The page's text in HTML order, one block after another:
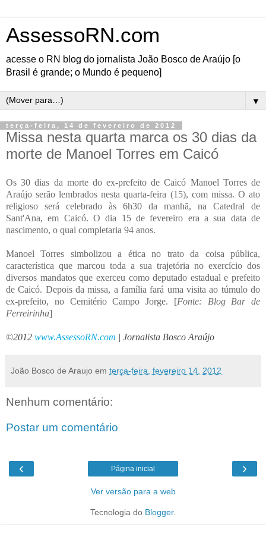
AssessoRN.com
acesse o RN blog do jornalista João Bosco de Araújo [o
Brasil é grande; o Mundo é pequeno]
▼
terça-feira, 14 de fevereiro de 2012
Missa nesta quarta marca os 30 dias da
morte de Manoel Torres em Caicó
Os 30 dias da morte do ex-prefeito de Caicó Manoel Torres de
Araújo serão lembrados nesta quarta-feira (15), com missa. O ato
religioso será celebrado às 6h30 da manhã, na Catedral de
Sant'Ana, em Caicó. O dia 15 de fevereiro era a sua data de
nascimento, o qual completaria 94 anos.
Manoel Torres simbolizou a ética no trato da coisa pública,
característica que marcou toda a sua trajetória no exercício dos
diversos mandatos que exerceu como deputado estadual e prefeito
de Caicó. Depois da missa, a família fará uma visita ao túmulo do
ex-prefeito, no Cemitério Campo Jorge. [Fonte: Blog Bar de
Ferreirinha]
©2012 www.AssessoRN.com | Jornalista Bosco Araújo
João Bosco de Araujo em terça-feira, fevereiro 14, 2012
Nenhum comentário:
Postar um comentário
‹ ›
Página inicial
Ver versão para a web
Tecnologia do Blogger.